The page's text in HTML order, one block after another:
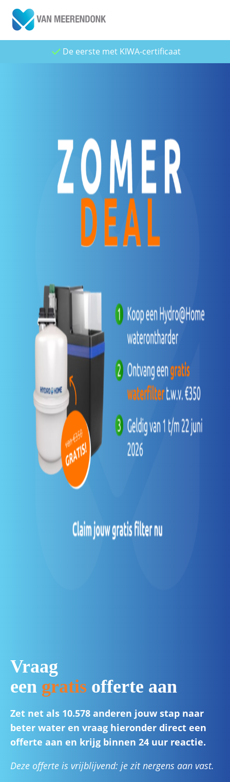
De eerste met KIWA-certificaat
Vraag
een gratis offerte aan
Zet net als 10.578 anderen jouw stap naar
beter water en vraag hieronder direct een
offerte aan en krijg binnen 24 uur reactie.
Deze offerte is vrijblijvend: je zit nergens aan vast.